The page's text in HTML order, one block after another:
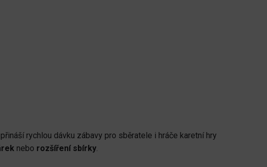
přináší rychlou dávku zábavy pro sběratele i hráče karetní hry
nebo rozšíření sbírky.